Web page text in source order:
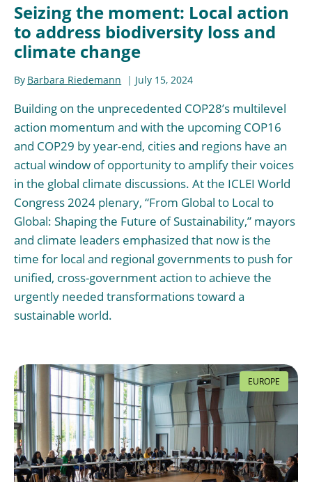
Seizing the moment: Local action
to address biodiversity loss and
climate change
By Barbara Riedemann July 15, 2024
Building on the unprecedented COP28’s multilevel
action momentum and with the upcoming COP16
and COP29 by year-end, cities and regions have an
actual window of opportunity to amplify their voices
in the global climate discussions. At the ICLEI World
Congress 2024 plenary, “From Global to Local to
Global: Shaping the Future of Sustainability,” mayors
and climate leaders emphasized that now is the
time for local and regional governments to push for
unified, cross-government action to achieve the
urgently needed transformations toward a
sustainable world.
EUROPE